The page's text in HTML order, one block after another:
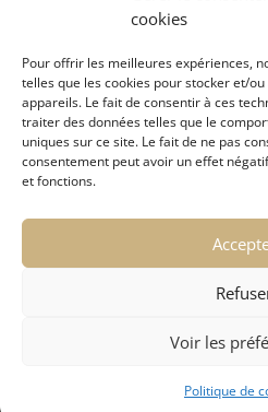
cookies
Pour offrir les meilleures expériences,
telles que les cookies pour stocker et/
appareils. Le fait de consentir à ces
traiter des données telles que le
uniques sur ce site. Le fait de ne pas
consentement peut avoir un effet
et fonctions.
Voir les
Politique de